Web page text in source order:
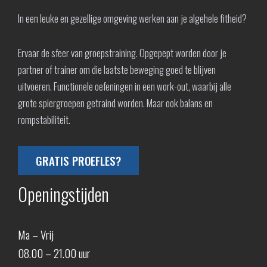
In een leuke en gezellige omgeving werken aan je algehele fitheid?
Ervaar de sfeer van groepstraining. Opgepept worden door je
partner of trainer om die laatste beweging goed te blijven
uitvoeren. Functionele oefeningen in een work-out, waarbij alle
grote spiergroepen getraind worden. Maar ook balans en
rompstabiliteit.
GRATIS PROEFLES?
Openingstijden
Ma – Vrij
08.00 – 21.00 uur